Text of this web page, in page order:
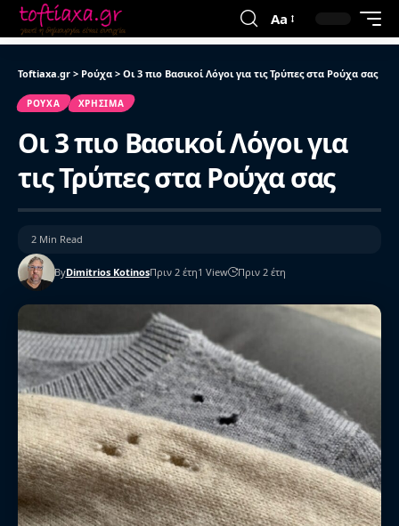
Aa
Toftiaxa.gr > Ρούχα > Οι 3 πιο Βασικοί Λόγοι για τις Τρύπες στα Ρούχα σας
ΡΟΎΧΑ ΧΡΉΣΙΜΑ
Οι 3 πιο Βασικοί Λόγοι για
τις Τρύπες στα Ρούχα σας
ByDimitrios KotinosΠριν 2 έτη1 View Πριν 2 έτη
2 Min Read